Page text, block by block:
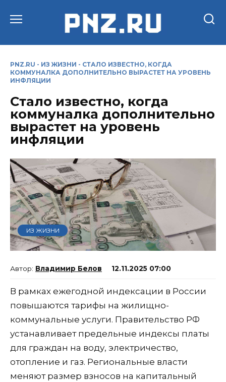
PNZ.RU - ИЗ ЖИЗНИ - СТАЛО ИЗВЕСТНО, КОГДА
КОММУНАЛКА ДОПОЛНИТЕЛЬНО ВЫРАСТЕТ НА УРОВЕНЬ
ИНФЛЯЦИИ
Стало известно, когда
коммуналка дополнительно
вырастет на уровень
инфляции
ИЗ ЖИЗНИ
Владимир Белов 12.11.2025 07:00
В рамках ежегодной индексации в России
повышаются тарифы на жилищно-
коммунальные услуги. Правительство РФ
устанавливает предельные индексы платы
для граждан на воду, электричество,
отопление и газ. Региональные власти
меняют размер взносов на капитальный